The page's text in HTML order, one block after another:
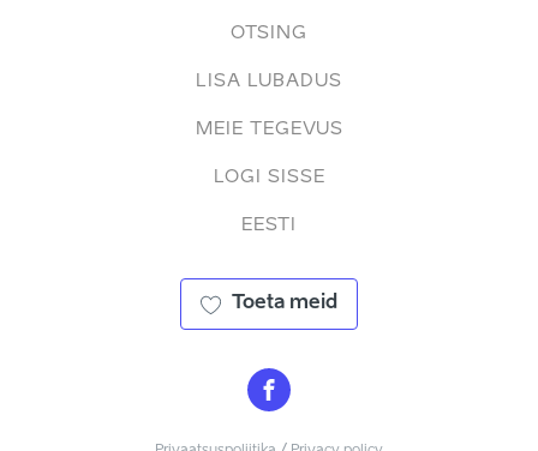
OTSING
LISA LUBADUS
MEIE TEGEVUS
LOGI SISSE
EESTI
Toeta meid